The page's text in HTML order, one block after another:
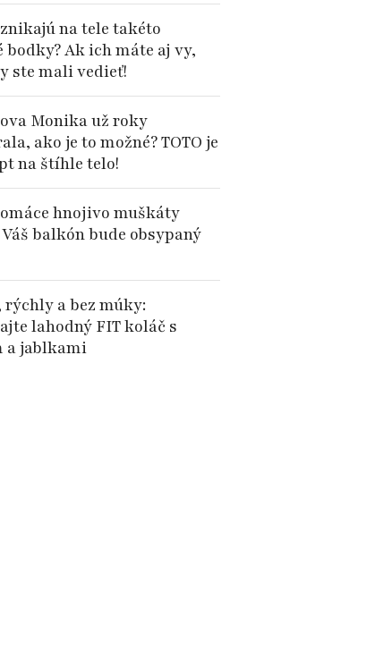
na tele takéto
bodky? Ak ich máte aj vy,
ste mali vedieť!
Monika už roky
ako je to možné? TOTO je
na štíhle telo!
hnojivo muškáty
balkón bude obsypaný
rýchly a bez múky:
lahodný FIT koláč s
a jablkami